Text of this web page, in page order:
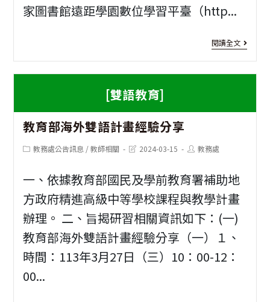
習
初
課
程
家圖書館遠距學園數位學習平臺（http...
閱讀全文 [教
師
[雙語教育]
教育部海外雙語計畫經驗分享
Post教務處公告訊息 / 教師相關
Post2024-03-15
Post教務處
一、依據教育部國民及學前教育署補助地
方政府精進高級中等學校課程與教學計畫
辦理。 二、旨揭研習相關資訊如下：(一)
教育部海外雙語計畫經驗分享（一）１、
時間：113年3月27日（三）10：00-12：
00...